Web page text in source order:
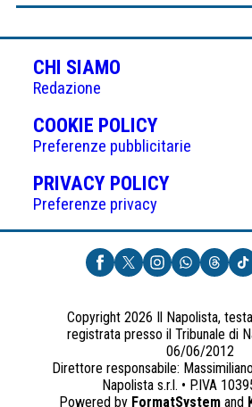
CHI SIAMO
Redazione
COOKIE POLICY(APRE
IN
UNA
NUOVA
Preferenze pubblicitarie
PRIVACY POLICY(APRE
UNA
NUOVA
SCHEDA)
Preferenze privacy
Copyright 2026 Il Napolista,
registrata presso il Tribunale di
06/06/2012
Direttore responsabile: Massimiliano
Napolista s.r.l. • P.IVA
Powered by FormatSystemand